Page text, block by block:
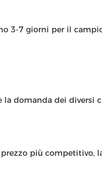
3-7 giorni per il
la domanda dei diversi
più competitivo,